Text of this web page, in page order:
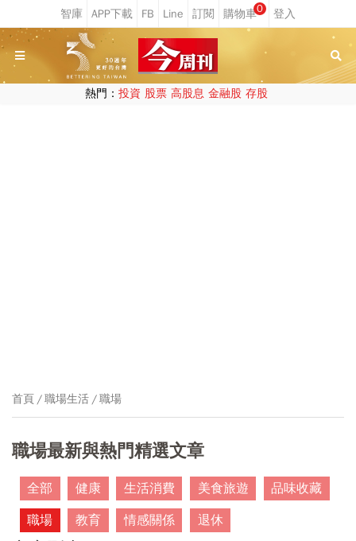
0
熱門： 投資 股票 高股息 金融股 存股
首頁 職場生活 職場
職場最新與熱門精選文章
全部 健康 生活消費 美食旅遊
品味收藏
職場
教育 情感關係 退休